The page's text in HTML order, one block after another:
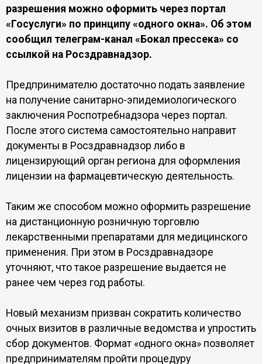
разрешения можно оформить через портал
«Госуслуги» по принципу «одного окна». Об этом
сообщил телеграм-канал «Бокал прессека» со
ссылкой на Росздравнадзор.
Предпринимателю достаточно подать заявление
на получение санитарно-эпидемиологического
заключения Роспотребнадзора через портал.
После этого система самостоятельно направит
документы в Росздравнадзор либо в
лицензирующий орган региона для оформления
лицензии на фармацевтическую деятельность.
Таким же способом можно оформить разрешение
на дистанционную розничную торговлю
лекарственными препаратами для медицинского
применения. При этом в Росздравнадзоре
уточняют, что такое разрешение выдается не
ранее чем через год работы.
Новый механизм призван сократить количество
очных визитов в различные ведомства и упростить
сбор документов. Формат «одного окна» позволяет
предпринимателям пройти процедуру